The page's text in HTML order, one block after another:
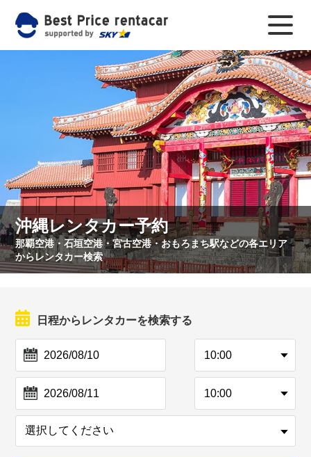
沖縄レンタカー予約
那覇空港・石垣空港・宮古空港・おもろまち駅などの各エリア
からレンタカー検索
日程からレンタカーを検索する